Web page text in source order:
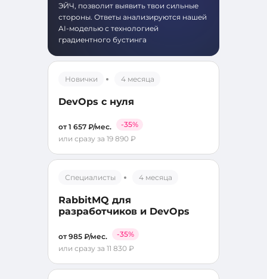
ЭЙЧ, позволит выявить твои сильные
стороны. Ответы анализируются нашей
AI-моделью с технологией
градиентного бустинга
Новички 4 месяца
DevOps с нуля
от 1 657 ₽/мес.
-35%
или сразу за 19 890 ₽
Специалисты 4 месяца
RabbitMQ для
разработчиков и DevOps
от 985 ₽/мес.
-35%
или сразу за 11 830 ₽